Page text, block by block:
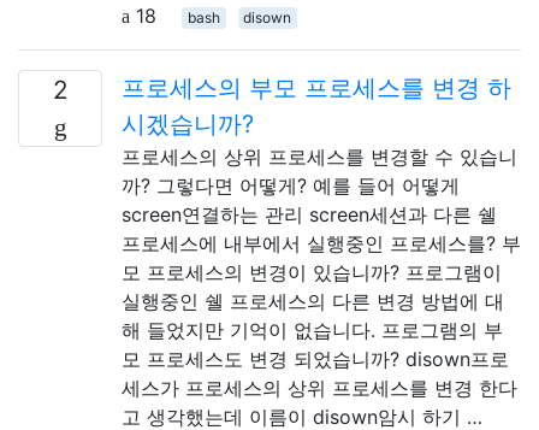
18
bash disown
2
프로세스의 부모 프로세스를 변경 하
시겠습니까?
프로세스의 상위 프로세스를 변경할 수 있습니
까? 그렇다면 어떻게? 예를 들어 어떻게
screen연결하는 관리 screen세션과 다른 쉘
프로세스에 내부에서 실행중인 프로세스를? 부
모 프로세스의 변경이 있습니까? 프로그램이
실행중인 쉘 프로세스의 다른 변경 방법에 대
해 들었지만 기억이 없습니다. 프로그램의 부
모 프로세스도 변경 되었습니까? disown프로
세스가 프로세스의 상위 프로세스를 변경 한다
고 생각했는데 이름이 disown암시 하기 …